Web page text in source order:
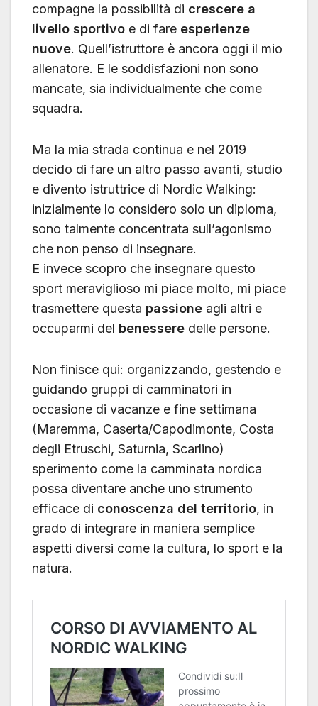
compagne la possibilità di crescere a
livello sportivo e di fare esperienze
nuove. Quell’istruttore è ancora oggi il mio
allenatore. E le soddisfazioni non sono
mancate, sia individualmente che come
squadra.
Ma la mia strada continua e nel 2019
decido di fare un altro passo avanti, studio
e divento istruttrice di Nordic Walking:
inizialmente lo considero solo un diploma,
sono talmente concentrata sull’agonismo
che non penso di insegnare.
E invece scopro che insegnare questo
sport meraviglioso mi piace molto, mi piace
trasmettere questa passione agli altri e
occuparmi del benessere delle persone.
Non finisce qui: organizzando, gestendo e
guidando gruppi di camminatori in
occasione di vacanze e fine settimana
(Maremma, Caserta/Capodimonte, Costa
degli Etruschi, Saturnia, Scarlino)
sperimento come la camminata nordica
possa diventare anche uno strumento
efficace di conoscenza del territorio, in
grado di integrare in maniera semplice
aspetti diversi come la cultura, lo sport e la
natura.